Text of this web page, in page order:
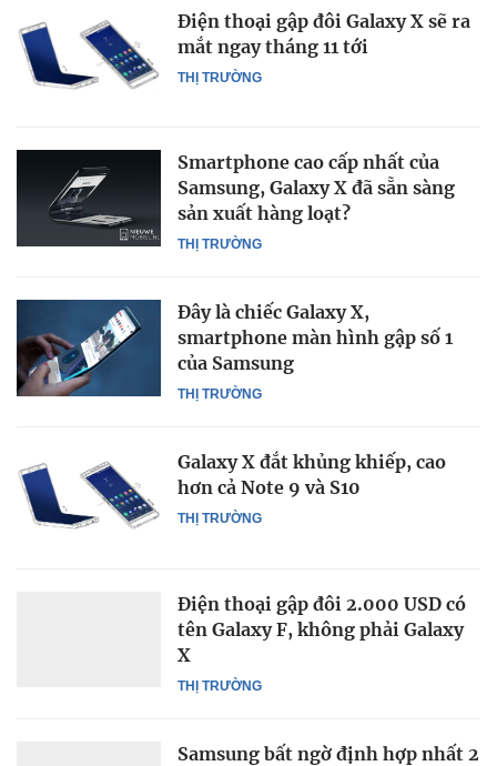
THỊ TRƯỜNG
Điện thoại gập đôi Galaxy X sẽ ra
mắt ngay tháng 11 tới
THỊ TRƯỜNG
Smartphone cao cấp nhất của
Samsung, Galaxy X đã sẵn sàng
sản xuất hàng loạt?
THỊ TRƯỜNG
Đây là chiếc Galaxy X,
smartphone màn hình gập số 1
của Samsung
THỊ TRƯỜNG
Galaxy X đắt khủng khiếp, cao
hơn cả Note 9 và S10
THỊ TRƯỜNG
Điện thoại gập đôi 2.000 USD có
tên Galaxy F, không phải Galaxy
X
Samsung bất ngờ định hợp nhất 2